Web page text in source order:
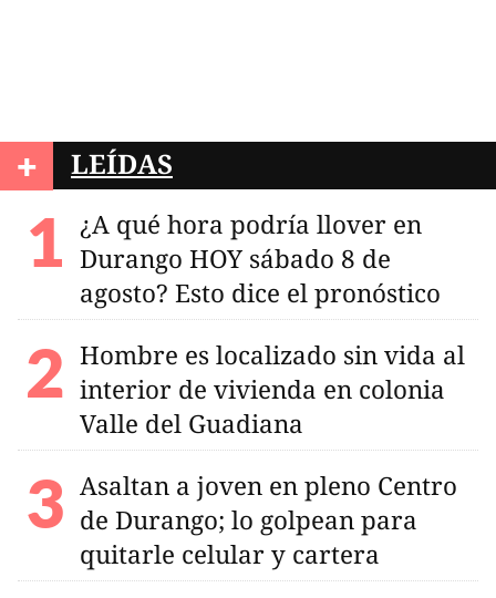
+ LEÍDAS
¿A qué hora podría llover en
Durango HOY sábado 8 de
agosto? Esto dice el pronóstico
Hombre es localizado sin vida al
interior de vivienda en colonia
Valle del Guadiana
Asaltan a joven en pleno Centro
de Durango; lo golpean para
quitarle celular y cartera